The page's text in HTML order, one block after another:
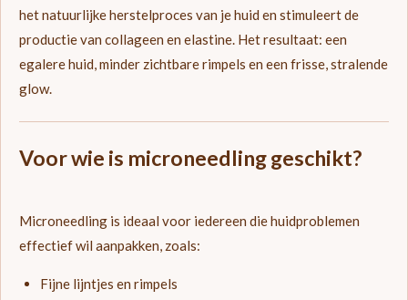
het natuurlijke herstelproces van je huid en stimuleert de
productie van collageen en elastine. Het resultaat: een
egalere huid, minder zichtbare rimpels en een frisse, stralende
glow.
Voor wie is microneedling geschikt?
Microneedling is ideaal voor iedereen die huidproblemen
effectief wil aanpakken, zoals:
Fijne lijntjes en rimpels